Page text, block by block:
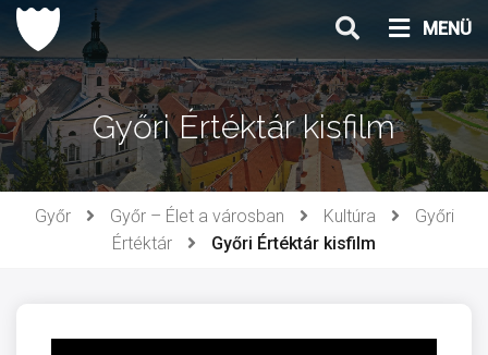
Ugrás
tartalomhoz
MENÜ
Győri Értéktár kisfilm
Győr Győr – Élet a városban Kultúra
Győri
Értéktár
Győri Értéktár kisfilm